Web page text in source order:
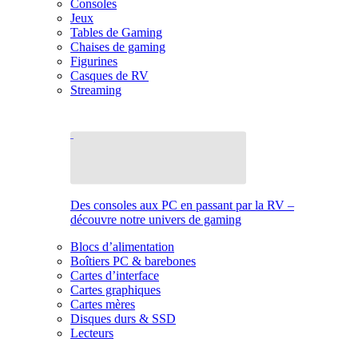
Consoles
Jeux
Tables de Gaming
Chaises de gaming
Figurines
Casques de RV
Streaming
Des consoles aux PC en passant par la RV –
découvre notre univers de gaming
Blocs d’alimentation
Boîtiers PC & barebones
Cartes d’interface
Cartes graphiques
Cartes mères
Disques durs & SSD
Lecteurs